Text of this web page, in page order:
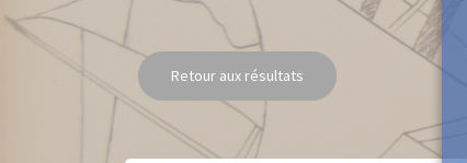
Retour aux résultats